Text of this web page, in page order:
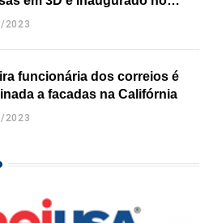
2023
funcionária dos correios é
a facadas na Califórnia
2023